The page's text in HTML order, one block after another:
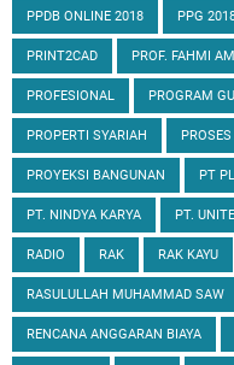
PPDB ONLINE 2018 PPG
PRINT2CAD PROF. FAHMI
PROFESIONAL PROGRAM
PROPERTI SYARIAH
PROYEKSI BANGUNAN PT
PT. NINDYA KARYA PT.
RADIO RAK RAK KAYU
RASULULLAH MUHAMMAD SAW
RENCANA ANGGARAN BIAYA